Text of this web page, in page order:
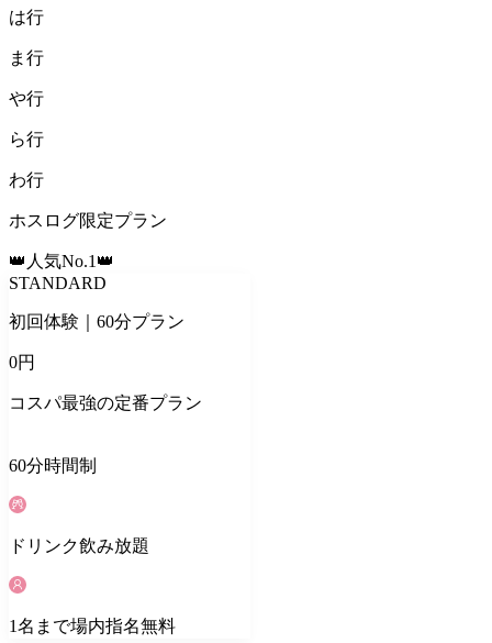
は行
ま 行
や行
ら行
わ行
ホスログ限定プラン
👑人気No.1👑
STANDARD
初回体験｜60分プラン
0円
コスパ最強の定番プラン
60分時間制
ドリンク飲み放題
1名 まで場内指名無料